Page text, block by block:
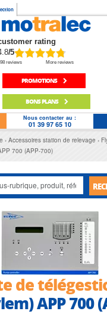
rating
/5
reviews More reviews
PROMOTIONS
BONS PLANS
Nous contacter au :
01 39 97 65 10
Accessoires station de relevage
700 (APP-700)
de
APP 700